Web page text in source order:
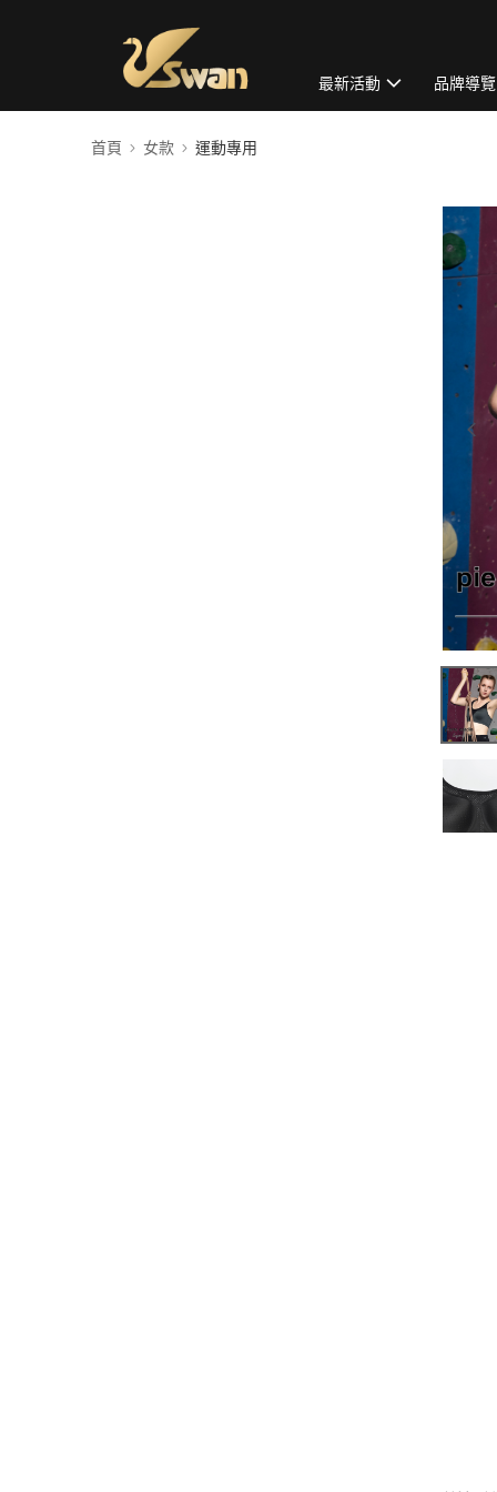
最新活動 品牌導覽
首頁 女款 運動專用